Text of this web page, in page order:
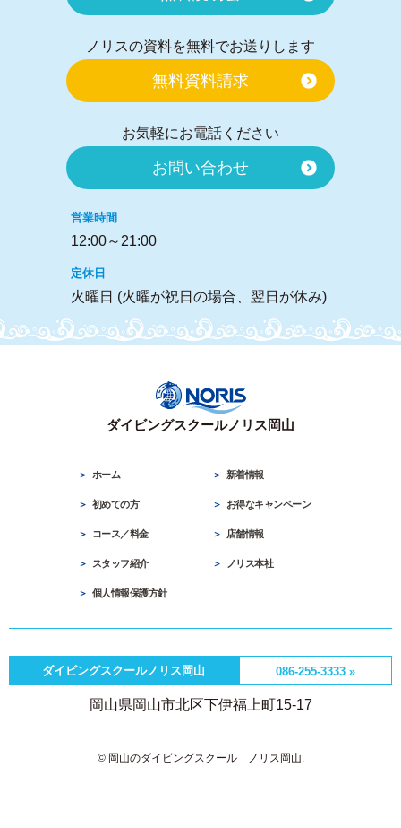
お気軽にお電話ください
12:00～21:00
定休日
火曜日 (火曜が祝日の場合、翌日が休み)
ホーム 新着情報
コース／料金 店舗情報
スタッフ紹介 ノリス本社
個人情報保護方針
© 岡山のダイビングスクール ノリス岡山.